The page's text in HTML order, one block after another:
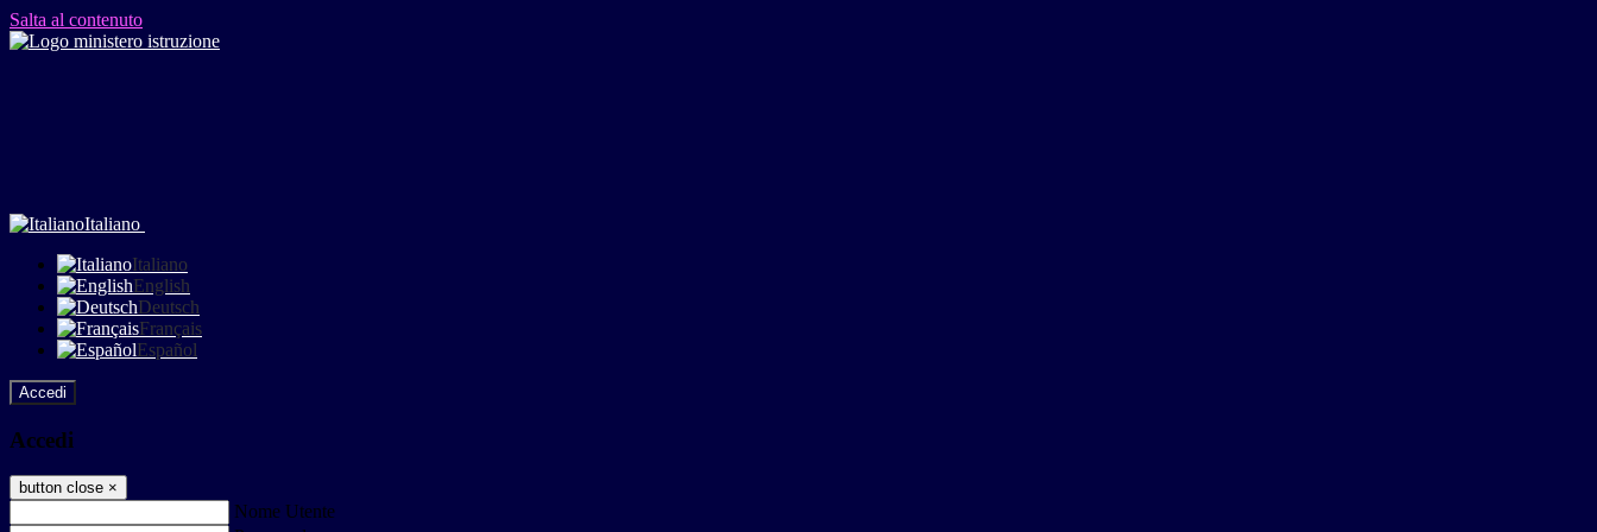
Salta al contenuto
Italiano
Italiano
English
Deutsch
Français
Español
Accedi
Accedi
button close ×
Nome Utente